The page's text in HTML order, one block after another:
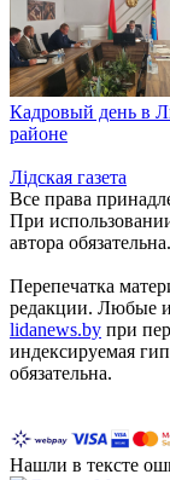
Кадровый день в
районе
Лiдская газета
Все права
При
автора обязательна.
Перепечатка
редакции. Любые
lidanews.by при
индексируемая
обязательна.
Нашли в тексте